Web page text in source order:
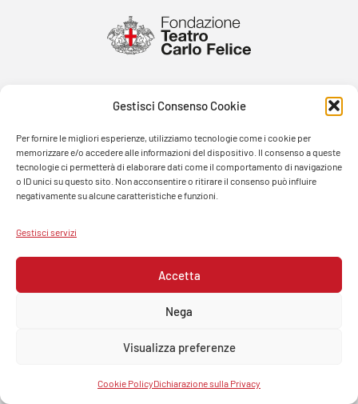
Gestisci Consenso Cookie
Per fornire le migliori esperienze, utilizziamo tecnologie come i cookie per
memorizzare e/o accedere alle informazioni del dispositivo. Il consenso a queste
tecnologie ci permetterà di elaborare dati come il comportamento di navigazione
o ID unici su questo sito. Non acconsentire o ritirare il consenso può influire
negativamente su alcune caratteristiche e funzioni.
Gestisci servizi
Accetta
Nega
Visualizza preferenze
Cookie PolicyDichiarazione sulla Privacy